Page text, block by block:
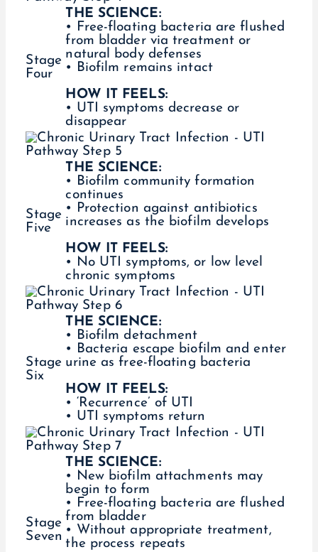
Stage
Four
THE SCIENCE:
• Free-floating bacteria are flushed
from bladder via treatment or
natural body defenses
• Biofilm remains intact
HOW IT FEELS:
• UTI symptoms decrease or
disappear
Stage
Five
THE SCIENCE:
• Biofilm community formation
continues
• Protection against antibiotics
increases as the biofilm develops
HOW IT FEELS:
• No UTI symptoms, or low level
chronic symptoms
Stage
Six
THE SCIENCE:
• Biofilm detachment
• Bacteria escape biofilm and enter
urine as free-floating bacteria
HOW IT FEELS:
• ‘Recurrence’ of UTI
• UTI symptoms return
Stage
Seven
THE SCIENCE:
• New biofilm attachments may
begin to form
• Free-floating bacteria are flushed
from bladder
• Without appropriate treatment,
the process repeats